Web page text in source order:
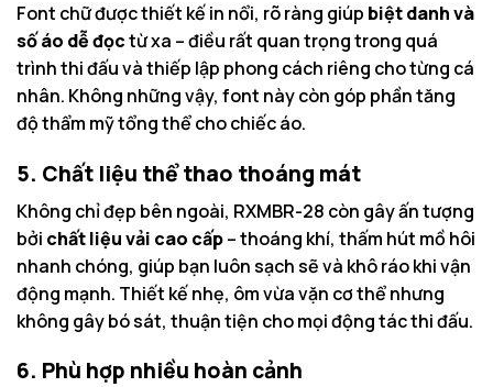
Font chữ được thiết kế in nổi, rõ ràng giúp biệt danh và
số áo dễ đọctừ xa – điều rất quan trọng trong quá
trình thi đấu và thiếp lập phong cách riêng cho từng cá
nhân. Không những vậy, font này còn góp phần tăng
độ thẩm mỹ tổng thể cho chiếc áo.
5. Chất liệu thể thao thoáng mát
Không chỉ đẹp bên ngoài, RXMBR-28 còn gây ấn tượng
bởi chất liệu vải cao cấp– thoáng khí, thấm hút mồ hôi
nhanh chóng, giúp bạn luôn sạch sẽ và khô ráo khi vận
động mạnh. Thiết kế nhẹ, ôm vừa vặn cơ thể nhưng
không gây bó sát, thuận tiện cho mọi động tác thi đấu.
6. Phù hợp nhiều hoàn cảnh